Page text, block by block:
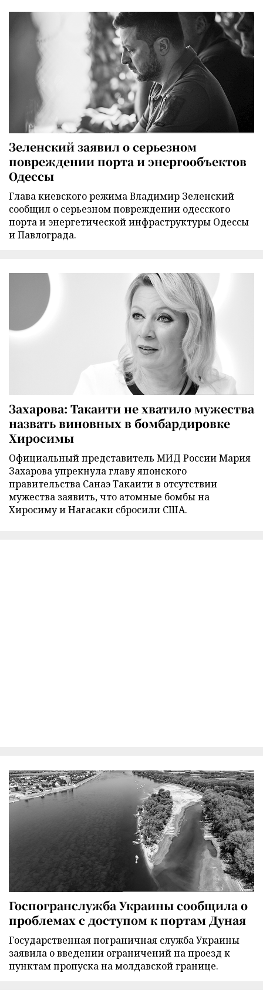
Зеленский заявил о серьезном
повреждении порта и энергообъектов
Одессы
Глава киевского режима Владимир Зеленский
сообщил о серьезном повреждении одесского
порта и энергетической инфраструктуры Одессы
и Павлограда.
Захарова: Такаити не хватило мужества
назвать виновных в бомбардировке
Хиросимы
Официальный представитель МИД России Мария
Захарова упрекнула главу японского
правительства Санаэ Такаити в отсутствии
мужества заявить, что атомные бомбы на
Хиросиму и Нагасаки сбросили США.
Госпогранслужба Украины сообщила о
проблемах с доступом к портам Дуная
Государственная пограничная служба Украины
заявила о введении ограничений на проезд к
пунктам пропуска на молдавской границе.